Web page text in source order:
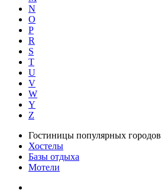
N
O
P
R
S
T
U
V
W
Y
Z
Гостиницы популярных городов
Хостелы
Базы отдыха
Мотели